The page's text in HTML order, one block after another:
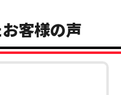
客様の声